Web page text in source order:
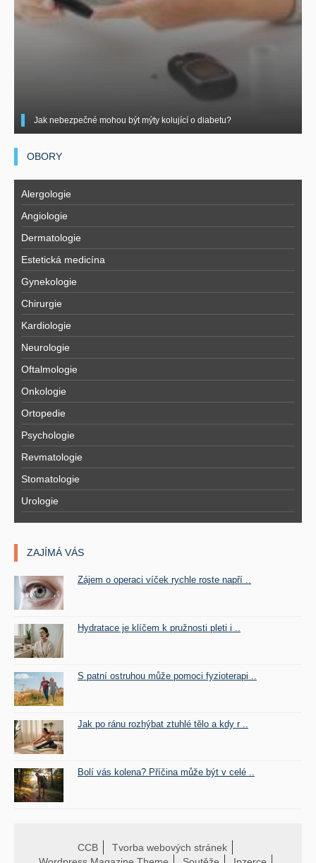
Jak nebezpečné mohou být mýty kolující o diabetu?
OBORY
Alergologie
Angiologie
Dermatologie
Estetická medicína
Gynekologie
Chirurgie
Kardiologie
Neurologie
Oftalmologie
Onkologie
Ortopedie
Psychologie
Revmatologie
Stomatologie
Urologie
ZAJÍMÁ VÁS
Zájem o operaci víček rychle roste napří ..
Hydratace je klíčem k pružnosti pleti i ..
S patní ostruhou může pomoci fyzioterapi ..
Jak po ránu rozhýbat ztuhlé tělo a kdy r ..
Bolí vás kolena? Příčina může být v celé ..
CCB
Tvorba webových stránek